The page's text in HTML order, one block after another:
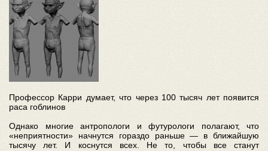
Профессор Карри думает, что через 100 тысяч лет появится
раса гоблинов
Однако многие антропологи и футурологи полагают, что
«неприятности» начнутся гораздо раньше — в ближайшую
тысячу лет. И коснутся всех. Не то, чтобы все станут